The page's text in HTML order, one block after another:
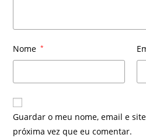
Nome *
Guardar o meu nome, email e
próxima vez que eu comentar.